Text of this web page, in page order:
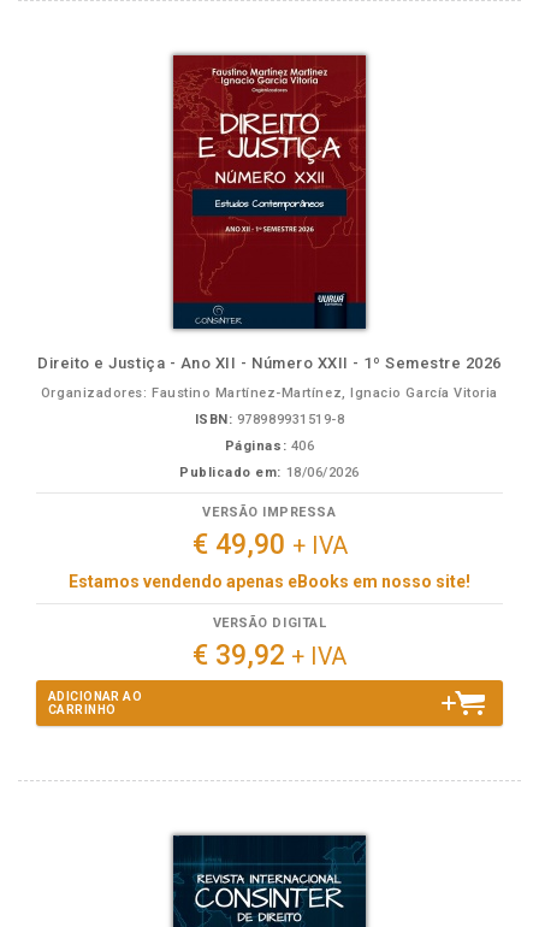
Direito e Justiça - Ano XII - Número XXII - 1º Semestre 2026
Organizadores: Faustino Martínez-Martínez, Ignacio García Vitoria
ISBN: 978989931519-8
Páginas: 406
Publicado em: 18/06/2026
VERSÃO IMPRESSA
€ 49,90 + IVA
Estamos vendendo apenas eBooks em nosso site!
VERSÃO DIGITAL
€ 39,92 + IVA
ADICIONAR AO
CARRINHO